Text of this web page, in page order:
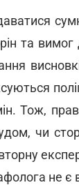
та
чи
не